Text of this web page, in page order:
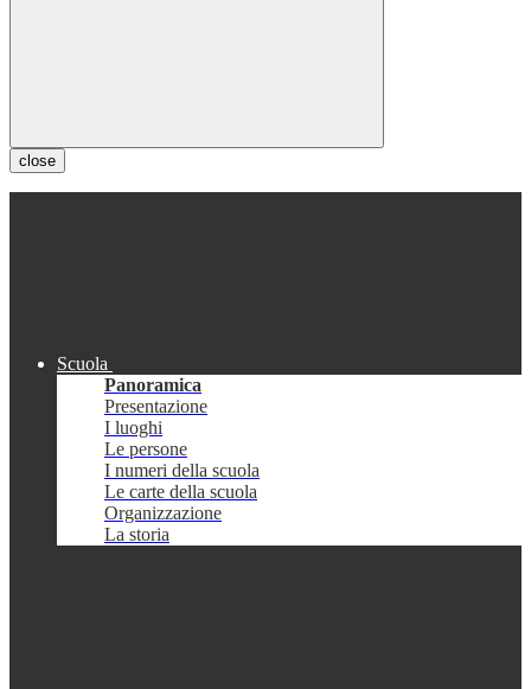
close
Scuola
Panoramica
Presentazione
I luoghi
Le persone
I numeri della scuola
Le carte della scuola
Organizzazione
La storia